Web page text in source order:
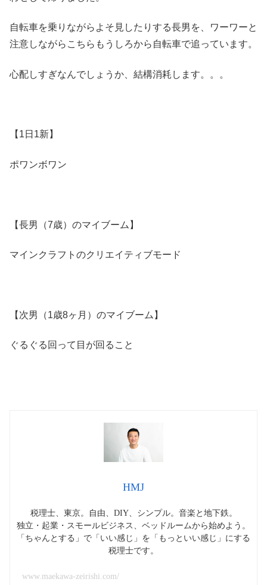
自転車を乗りながらよそ見したりする長男を、ワーワーと
注意しながらこちらもうしろから自転車で追っています。
心配しすぎなんでしょうか、結構消耗します。。。
【1日1新】
ポワンボワン
【長男（7歳）のマイブーム】
マインクラフトのクリエイティブモード
【次男（1歳8ヶ月）のマイブーム】
ぐるぐる回って目が回ること
HMJ
税理士、東京。自由、DIY、シンプル。音楽と地下鉄。
独立・起業・スモールビジネス、ベッドルームから始めよう。
「ちゃんとする」で「いい感じ」を「もっといい感じ」にする
税理士です。
www.maekawa-zeirishi.com/